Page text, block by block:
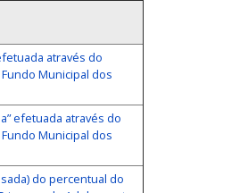
através do
Municipal dos
efetuada através do
Municipal dos
do percentual do